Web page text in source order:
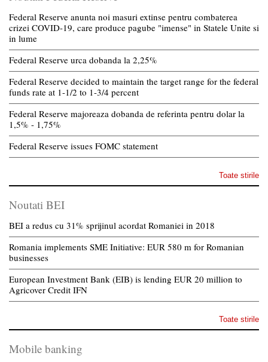
Federal Reserve anunta noi masuri extinse pentru combaterea
crizei COVID-19, care produce pagube "imense" in Statele Unite si
in lume
Federal Reserve urca dobanda la 2,25%
Federal Reserve decided to maintain the target range for the federal
funds rate at 1-1/2 to 1-3/4 percent
Federal Reserve majoreaza dobanda de referinta pentru dolar la
1,5% - 1,75%
Federal Reserve issues FOMC statement
Toate stirile
Noutati BEI
BEI a redus cu 31% sprijinul acordat Romaniei in 2018
Romania implements SME Initiative: EUR 580 m for Romanian
businesses
European Investment Bank (EIB) is lending EUR 20 million to
Agricover Credit IFN
Toate stirile
Mobile banking